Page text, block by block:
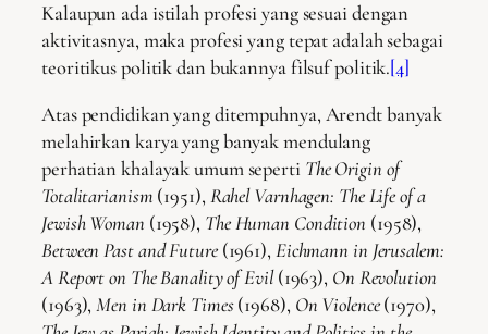
Kalaupun ada istilah profesi yang sesuai dengan
aktivitasnya, maka profesi yang tepat adalah sebagai
teoritikus politik dan bukannya filsuf politik.[4]
Atas pendidikan yang ditempuhnya, Arendt banyak
melahirkan karya yang banyak mendulang
perhatian khalayak umum seperti The Origin of
Totalitarianism (1951), Rahel Varnhagen: The Life of a
Jewish Woman (1958), The Human Condition (1958),
Between Past and Future(1961), Eichmann in Jerusalem:
A Report on The Banality of Evil(1963), On Revolution
(1963),Men in Dark Times(1968), On Violence(1970),